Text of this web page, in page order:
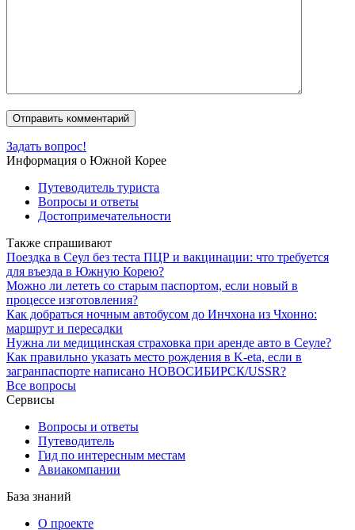
Задать вопрос!
Информация о Южной Корее
Путеводитель туриста
Вопросы и ответы
Достопримечательности
Также спрашивают
Поездка в Сеул без теста ПЦР и вакцинации: что требуется
для въезда в Южную Корею?
Можно ли лететь со старым паспортом, если новый в
процессе изготовления?
Как добраться ночным автобусом до Инчхона из Чхонно:
маршрут и пересадки
Нужна ли медицинская страховка при аренде авто в Сеуле?
Как правильно указать место рождения в K-eta, если в
загранпаспорте написано НОВОСИБИРСК/USSR?
Все вопросы
Сервисы
Вопросы и ответы
Путеводитель
Гид по интересным местам
Авиакомпании
База знаний
О проекте